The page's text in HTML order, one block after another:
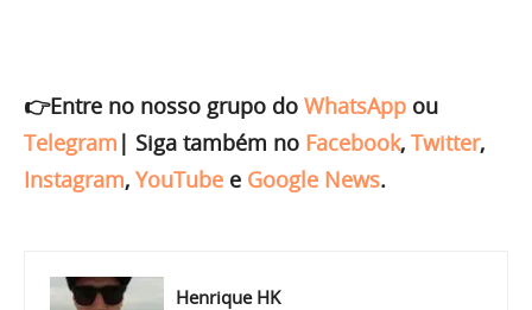
👉Entre no nosso grupo do WhatsApp ou
Telegram | Siga também no Facebook, Twitter,
Instagram, YouTube e Google News.
Henrique HK